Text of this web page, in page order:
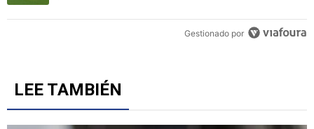
Gestionado por
LEE TAMBIÉN